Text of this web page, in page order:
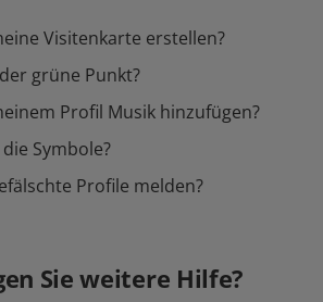
Visitenkarte erstellen?
grüne Punkt?
Profil Musik hinzufügen?
Symbole?
Profile melden?
Sie weitere Hilfe?